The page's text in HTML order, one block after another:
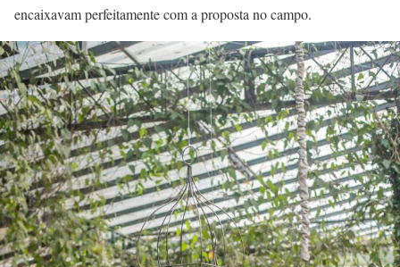
encaixavam perfeitamente com a proposta no campo.